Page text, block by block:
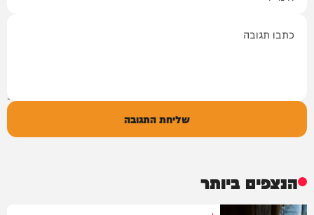
שליחת התגובה
הנצפים ביותר